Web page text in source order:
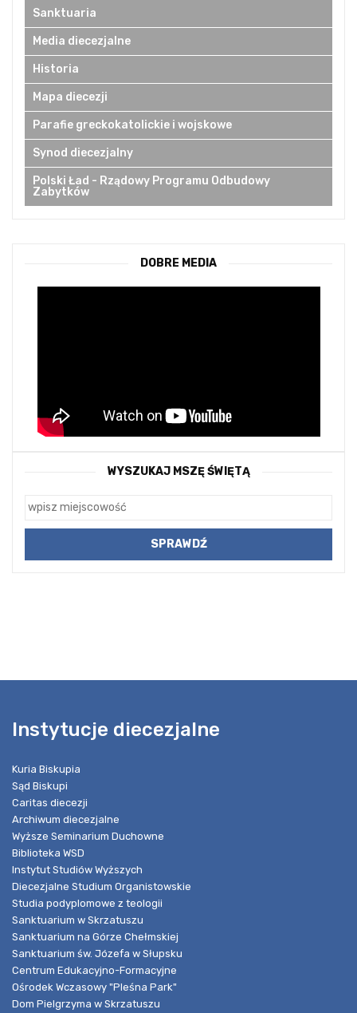
Sanktuaria
Media diecezjalne
Historia
Mapa diecezji
Parafie greckokatolickie i wojskowe
Synod diecezjalny
Polski Ład - Rządowy Programu Odbudowy
Zabytków
DOBRE MEDIA
WYSZUKAJ MSZĘ ŚWIĘTĄ
Instytucje diecezjalne
Kuria Biskupia
Sąd Biskupi
Caritas diecezji
Archiwum diecezjalne
Wyższe Seminarium Duchowne
Biblioteka WSD
Instytut Studiów Wyższych
Diecezjalne Studium Organistowskie
Studia podyplomowe z teologii
Sanktuarium w Skrzatuszu
Sanktuarium na Górze Chełmskiej
Sanktuarium św. Józefa w Słupsku
Centrum Edukacyjno-Formacyjne
Ośrodek Wczasowy "Pleśna Park"
Dom Pielgrzyma w Skrzatuszu